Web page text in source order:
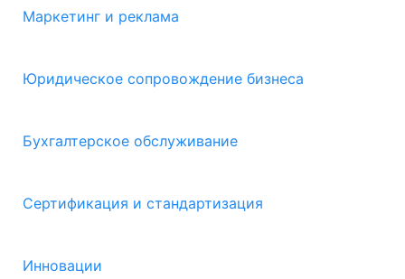
Маркетинг и реклама
Юридическое сопровождение бизнеса
Бухгалтерское обслуживание
Сертификация и стандартизация
Инновации